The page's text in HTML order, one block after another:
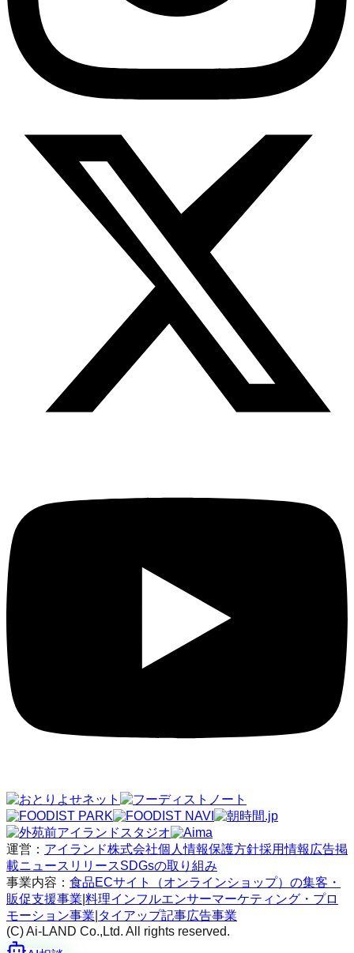
運営： アイランド株式会社個人情報保護方針採用情報 広告掲
載ニュースリリースSDGsの取り組み
事業内容： 食品ECサイト（オンラインショップ）の集客・
販促支援事業 料理インフルエンサーマーケティング・プロ
モーション事業 タイアップ記事広告事業
(C) Ai-LAND Co.,Ltd. All rights reserved.